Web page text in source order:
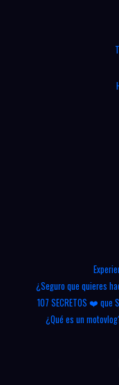
¿Seguro que quieres
107 SECRETOS ❤️ que
¿Qué es un